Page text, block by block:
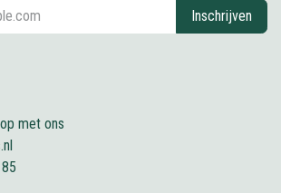
Inschrijven
met ons